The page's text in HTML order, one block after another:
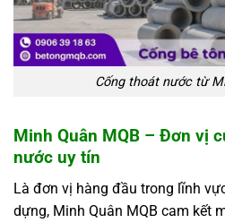
Cống thoát nước từ
Minh Quân MQB – Đơn vị
nước uy tín
Là đơn vị hàng đầu trong lĩnh
dựng, Minh Quân MQB cam kết